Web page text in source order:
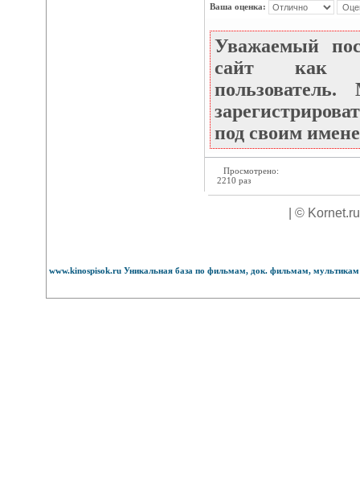
Ваша оценка:
Уважаемый
сайт как
под своим
Просмотрено:
2210 раз
| ©
www.kinospisok.ru Уникальная база по фильмам, док. фильмам,